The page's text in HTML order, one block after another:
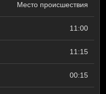
Место происшествия
11:00
11:15
00:15